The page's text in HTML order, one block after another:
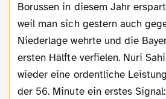
Borussen in diesem Jahr
weil man sich gestern auch
Niederlage wehrte und die
ersten Hälfte verfielen. Nuri
wieder eine ordentliche
der 56. Minute ein erstes